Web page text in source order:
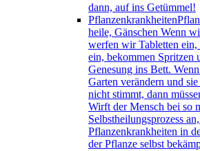
dann, auf ins Getümmel!
Pflanzenkrankheiten
heile, Gänschen Wenn
werfen wir Tabletten ein,
ein, bekommen Spritzen
Genesung ins Bett.
Garten verändern und
nicht stimmt, dann
Wirft der Mensch bei so
Selbstheilungsprozess
Pflanzenkrankheiten in
der Pflanze selbst